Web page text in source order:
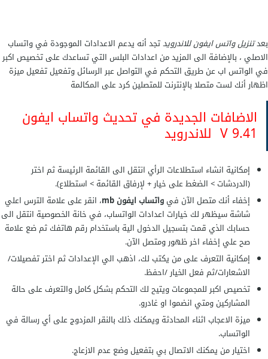
بعدتنزيل واتس ايفون للاندرويدتجد أنه يدعم الاعدادات الموجودة في واتساب
الاصلي ، بالإضافة الى المزيد من اعدادات البلس التي تساعدك على تخصيص اكبر
في الواتس اب عن طريق التحكم في التواصل عبر الرسائل وتفعيل تفعيل ميزة
اظهار أنك لست متصلا بالإنترنت للمتصلين كرد على المكالمة
الاضافات الجديدة في تحديث واتساب ايفون
9.41 V للاندرويد
إمكانية انشاء استطلاعات الرأي انتقل الى القائمة الرئيسة ثم اختر
(الدردشات > الضغط على خيار + لإرفاق القائمة > استطلاع).
إخفاء أنك متصل الآن فيواتساب ايفون mb
، انقر على علامة الترس اعلي
شاشة سيظهر لك خيارات اعدادات الواتساب، في خانة الخصوصية انتقل الى
حسابك الذي قمت بتسجيل الدخول الية باستخدام رقم هاتفك ثم ضع علامة
صح علي إخفاء اخر ظهور ومتصل الآن.
إمكانية التعرف على من يكتب لك، اذهب الي الإعدادات ثم اختر تفصيلات/
الاشعارات/ثم فعل الخيار /احفظ.
تخصيص اكبر للمجموعات ويتيح لك التحكم بشكل كامل والتعرف على حالة
المشاركين ومتي انضموا او غادرو.
ميزة الاعجاب اثناء المحادثة ويمكنك ذلك بالنقر المزدوج على أي رسالة في
الواتساب.
اختيار من يمكنك الاتصال بي بتفعيل وضع عدم الازعاج.